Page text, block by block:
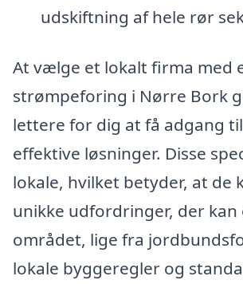
udskiftning af hele rør
At vælge et lokalt firma med
strømpeforing i Nørre Bork
lettere for dig at få adgang
effektive løsninger. Disse
lokale, hvilket betyder, at de
unikke udfordringer, der kan
området, lige fra
lokale byggeregler og